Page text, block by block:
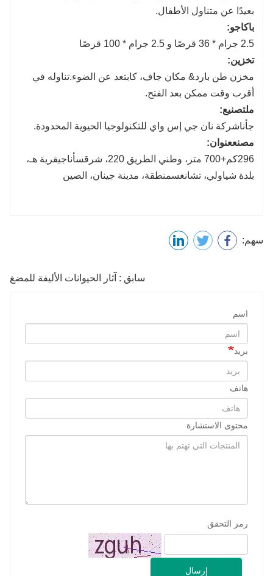
بعيدًا عن متناول الأطفال.
باكاجو:
2.5 جرام * 36 قرصًا و 2.5 جرام * 100 قرصًا
تخزين:
مخزن طن بارد&مكان جاف، كابتعد عن الضوء.تناوله في
أقرب وقت ممكن بعد الفتح.
ملتصنيع:
جأناشركة نان جي إس واي للتكنولوجيا الحيوية المحدودة.
مصنععنوان:
296كم+700 متر، وطني الطريق 220، شرقسأناجيقرية هـ،
بلدة شياولي، تشانغسمنطقة، مدينة جينان، الصين
سهم:
سابق : آثار الحيوانات الأليفة للمضغ
اسم
بريد
هاتف
محتوى الاستشارة
رمز التحقق
إرسال